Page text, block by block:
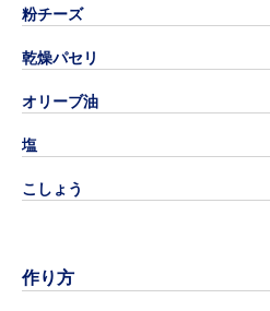
粉チーズ
乾燥パセリ
オリーブ油
塩
こしょう
作り方